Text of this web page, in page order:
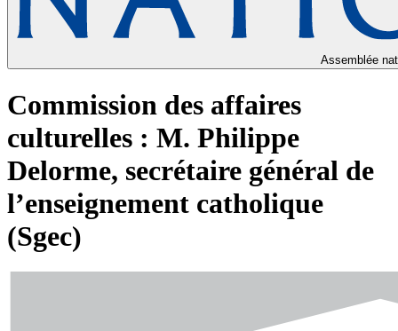
Assemblée
Commission des affaires
culturelles : M. Philippe
Delorme, secrétaire général de
l’enseignement catholique
(Sgec)